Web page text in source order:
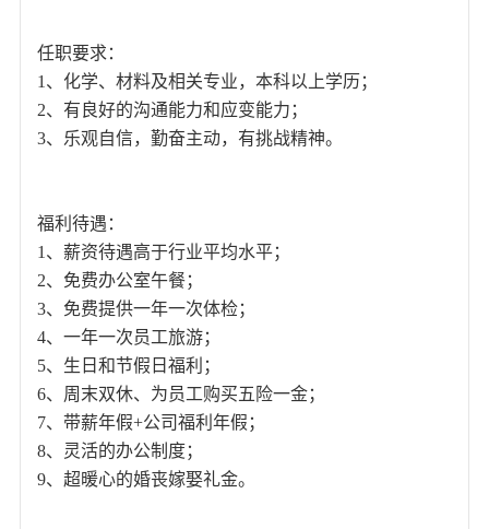
任职要求：
1、化学、材料及相关专业，本科以上学历；
2、有良好的沟通能力和应变能力；
3、乐观自信，勤奋主动，有挑战精神。
福利待遇：
1、薪资待遇高于行业平均水平；
2、免费办公室午餐；
3、免费提供一年一次体检；
4、一年一次员工旅游；
5、生日和节假日福利；
6、周末双休、为员工购买五险一金；
7、带薪年假+公司福利年假；
8、灵活的办公制度；
9、超暖心的婚丧嫁娶礼金。